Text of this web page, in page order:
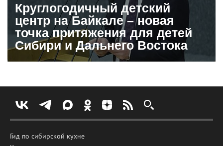
Круглогодичный детский
центр на Байкале – новая
точка притяжения для детей
Сибири и Дальнего Востока
Гид по сибирской кухне